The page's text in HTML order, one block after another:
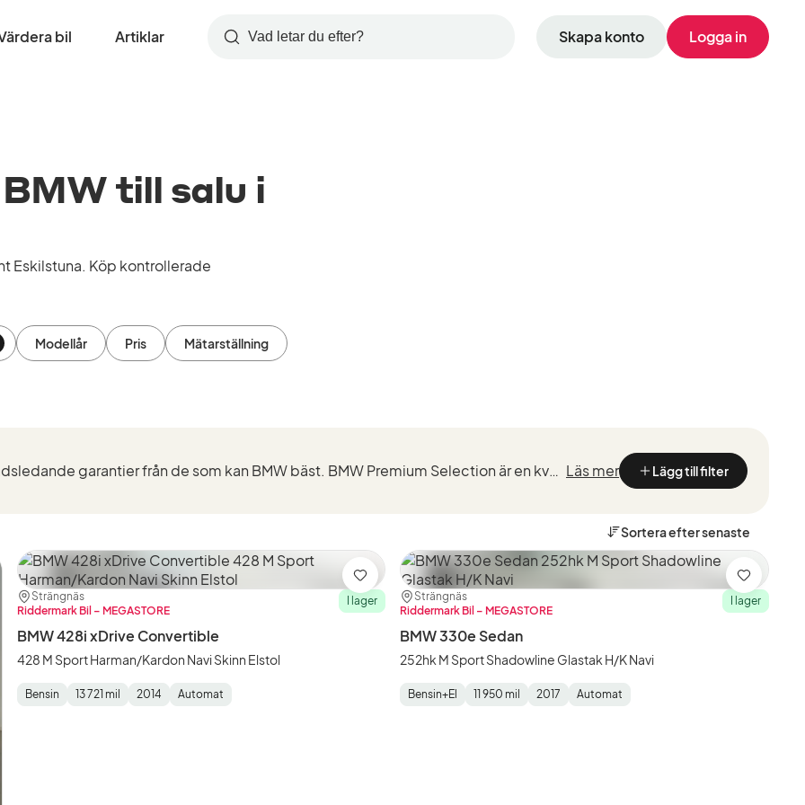
bil Artiklar Skapa konto Logga in
Sök
till salu i
Eskilstuna. Köp kontrollerade
Modellår Pris Mätarställning
Kvalitetstestade BMW med marknadsledande garantier från de som kan BMW bäst. BMW Premium Selection är en kvalitetssäkring vid köp av en begagnad BMW, framtaget för ett smidigt, tryggt och bekymmersfri... Läs mer Lägg till filter
Sortera eftersenaste
Plats:
Strängnäs
Återförsäljare:
Riddermark Bil – MEGASTORE
I lager
BMW 428i xDrive Convertible
428 M Sport Harman/Kardon Navi Skinn Elstol
Fuel
Bensin
Mätarställning:
13 721 mil
Model
2014
Gearbox
Automat
Spara
Plats:
Strängnäs
Återförsäljare:
Riddermark Bil – MEGASTORE
I lager
BMW 330e Sedan
252hk M Sport Shadowline Glastak H/K Navi
Fuel
Bensin+El
Mätarställning:
11 950 mil
Model
2017
Gearbox
Automat
Spara